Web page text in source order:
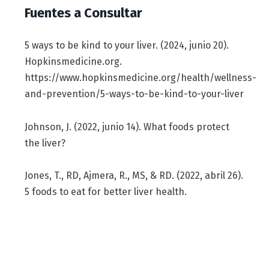
Fuentes a Consultar
5 ways to be kind to your liver. (2024, junio 20).
Hopkinsmedicine.org.
https://www.hopkinsmedicine.org/health/wellness-
and-prevention/5-ways-to-be-kind-to-your-liver
Johnson, J. (2022, junio 14). What foods protect
the liver?
Jones, T., RD, Ajmera, R., MS, & RD. (2022, abril 26).
5 foods to eat for better liver health.